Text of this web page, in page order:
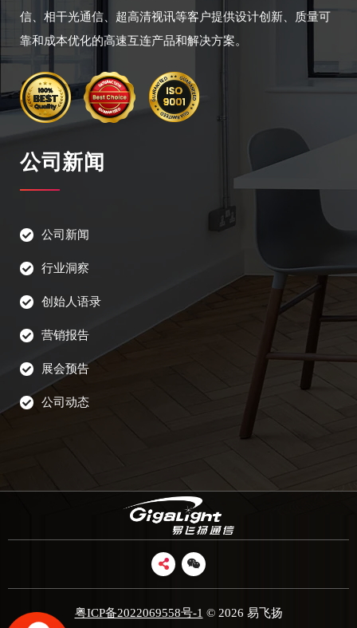
信、相干光通信、超高清视讯等客户提供设计创新、质量可
靠和成本优化的高速互连产品和解决方案。
公司新闻
公司新闻
行业洞察
创始人语录
营销报告
展会预告
公司动态
粤ICP备2022069558号-1 © 2026 易飞扬